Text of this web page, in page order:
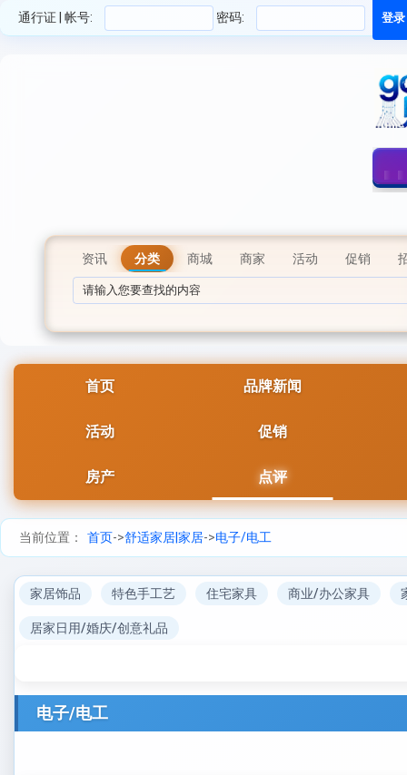
通行证 | 帐号: 密码:
资讯 分类 商城 商家 活动 促销
首页 品牌新闻
活动 促销
房产 点评
当前位置： 首页->舒适家居|家居->电子/电工
家居饰品 特色手工艺 住宅家具 商业/办公家具
居家日用/婚庆/创意礼品
电子/电工